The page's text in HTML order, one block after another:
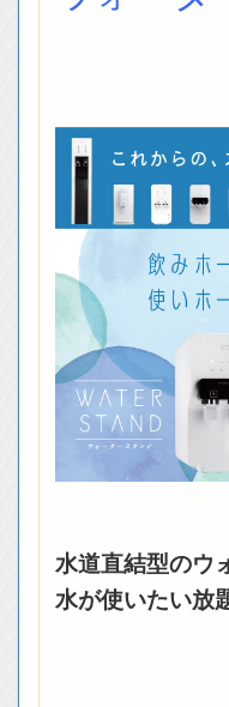
水道直結型のウ
水が使いたい放